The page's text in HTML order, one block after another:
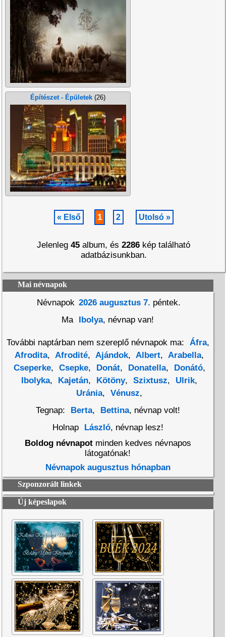
Építészet - Épületek (26)
« Első 1 2 Utolsó »
Jelenleg45 album, és2286 kép található
adatbázisunkban.
Mai névnapok
Névnapok 2026 augusztus 7. péntek.
Ma
Ibolya, névnap van!
További naptárban nem szereplő névnapok ma: Áfra,
Afrodita, Afrodité, Ajándok, Albert, Arabella,
Cseperke, Csepke, Donát, Donatella, Donátó,
Ibolyka, Kajetán, Kötöny, Szixtusz, Ulrik,
Uránia, Vénusz,
Tegnap:
Berta, Bettina, névnap volt!
Holnap
László, névnap lesz!
Boldog névnapotminden kedves névnapos
látogatónak!
Névnapok augusztus hónapban
Szponzorált linkek
Új képeslapok